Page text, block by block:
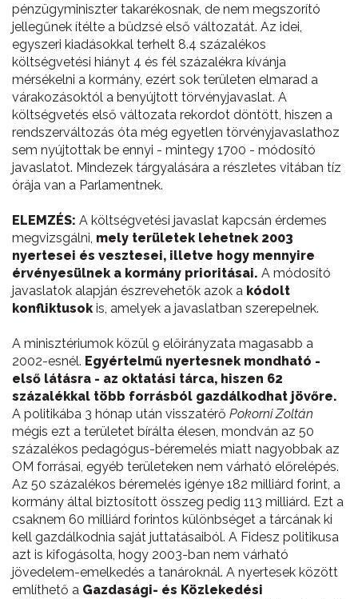
pénzügyminiszter takarékosnak, de nem megszorító
jellegűnek ítélte a büdzsé első változatát. Az idei,
egyszeri kiadásokkal terhelt 8.4 százalékos
költségvetési hiányt 4 és fél százalékra kívánja
mérsékelni a kormány, ezért sok területen elmarad a
várakozásoktól a benyújtott törvényjavaslat. A
költségvetés első változata rekordot döntött, hiszen a
rendszerváltozás óta még egyetlen törvényjavaslathoz
sem nyújtottak be ennyi - mintegy 1700 - módosító
javaslatot. Mindezek tárgyalására a részletes vitában tíz
órája van a Parlamentnek.
ELEMZÉS: A költségvetési javaslat kapcsán érdemes
megvizsgálni, mely területek lehetnek 2003
nyertesei és vesztesei, illetve hogy mennyire
érvényesülnek a kormány prioritásai. A módosító
javaslatok alapján észrevehetők azok a kódolt
konfliktusokis, amelyek a javaslatban szerepelnek.
A minisztériumok közül 9 előirányzata magasabb a
2002-esnél. Egyértelmű nyertesnek mondható -
első látásra - az oktatási tárca, hiszen 62
százalékkal több forrásból gazdálkodhat jövőre.
A politikába 3 hónap után visszatérő Pokorni Zoltán
mégis ezt a területet bírálta élesen, mondván az 50
százalékos pedagógus-béremelés miatt nagyobbak az
OM forrásai, egyéb területeken nem várható előrelépés.
Az 50 százalékos béremelés igénye 182 milliárd forint, a
kormány által biztosított összeg pedig 113 milliárd. Ezt a
csaknem 60 milliárd forintos különbséget a tárcának ki
kell gazdálkodnia saját juttatásaiból. A Fidesz politikusa
azt is kifogásolta, hogy 2003-ban nem várható
jövedelem-emelkedés a tanároknál. A nyertesek között
említhető a Gazdasági- és Közlekedési